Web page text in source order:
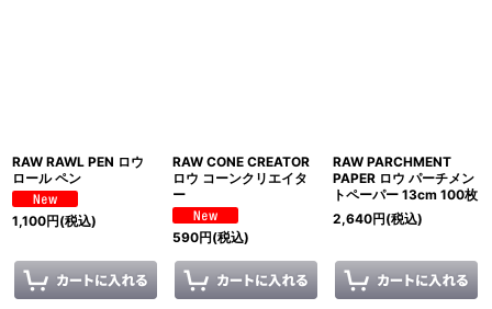
RAW RAWL PEN ロウ
ロール ペン
1,100円(税込)
RAW CONE CREATOR
ロウ コーンクリエイタ
ー
590円(税込)
RAW PARCHMENT
PAPER ロウ パーチメン
トペーパー 13cm 100枚
2,640円(税込)